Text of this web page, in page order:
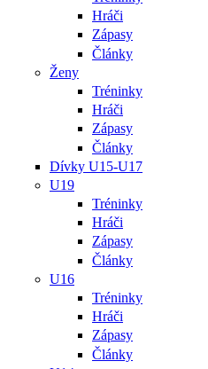
Hráči
Zápasy
Články
Ženy
Tréninky
Hráči
Zápasy
Články
Dívky U15-U17
U19
Tréninky
Hráči
Zápasy
Články
U16
Tréninky
Hráči
Zápasy
Články